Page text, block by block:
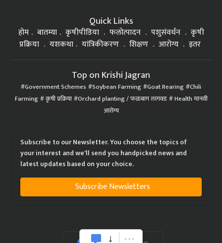
Quick Links
होम बातम्या कृषीपीडिया फलोत्पादन पशुसंवर्धन
कृषी
प्रक्रिया
यशकथा यांत्रिकीकरण शिक्षण आरोग्य इतर
Top on Krishi Jagran
Government Schemes Soybean Farming Goat Rearing Chili
Farming कृषी प्रक्रिया Orchard planting / फळबाग लागवड Health मानवी
आरोग्य
Subscribe to our Newsletter. You choose the topics of
your interest and we'll send you handpicked news and
latest updates based on your choice.
Subscribe Newsletters